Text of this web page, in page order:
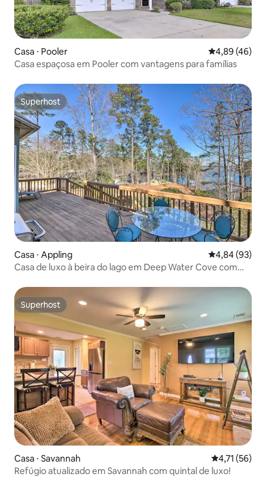
Casa ⋅ Pooler 4,89 de uma
4,89 (46)
Casa espaçosa em Pooler com vantagens para famílias
Superhost
Superhost
Casa ⋅ Appling 4,84 de uma
4,84 (93)
Casa de luxo à beira do lago em Deep Water Cove com
Superhost
Superhost
Casa ⋅ Savannah 4,71 de uma
4,71 (56)
Refúgio atualizado em Savannah com quintal de luxo!